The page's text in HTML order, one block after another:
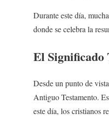
Durante este día,
donde se celebra la
El Significado
Desde un punto de
Antiguo Testamento.
este día, los cristianos